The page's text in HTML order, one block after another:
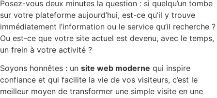
Posez-vous deux minutes la question : si quelqu’un tombe
sur votre plateforme aujourd’hui, est-ce qu’il y trouve
immédiatement l’information ou le service qu’il recherche ?
Ou est-ce que votre site actuel est devenu, avec le temps,
un frein à votre activité ?
Soyons honnêtes : un site web moderne qui inspire
confiance et qui facilite la vie de vos visiteurs, c’est le
meilleur moyen de transformer une simple visite en une